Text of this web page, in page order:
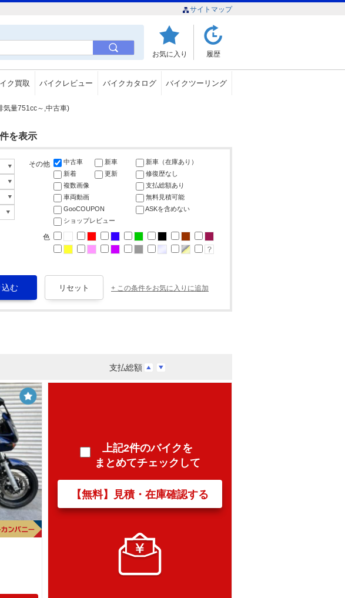
サイトマップ
お気に入り 履歴
ク買取 バイクレビュー バイクカタログ バイクツーリング
気量751cc～,中古車)
を表示
その他 中古車 新車
新車（在庫あり）
新着
更新
修復歴なし
複数画像
支払総額あり
車両動画
無料見積可能
GooCOUPON
ASKを含めない
ショップレビュー
色
+ この条件をお気に入りに追加
支払総額
上記2件のバイクを
まとめてチェックして
【無料】見積・在庫確認する